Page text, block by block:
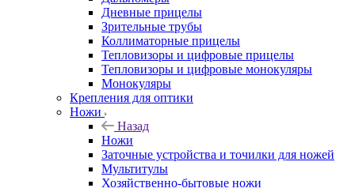
Дневные прицелы
Зрительные трубы
Коллиматорные прицелы
Тепловизоры и цифровые прицелы
Тепловизоры и цифровые монокуляры
Монокуляры
Крепления для оптики
Ножи
Назад
Ножи
Заточные устройства и точилки для ножей
Мультитулы
Хозяйственно-бытовые ножи